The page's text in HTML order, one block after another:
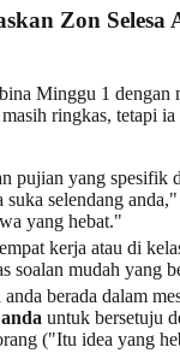
Zon Selesa
Minggu 1 dengan
ringkas, tetapi
pujian yang spesifik
suka selendang
yang hebat."
kerja atau di
soalan mudah yang
anda berada dalam
untuk bersetuju
("Itu idea yang